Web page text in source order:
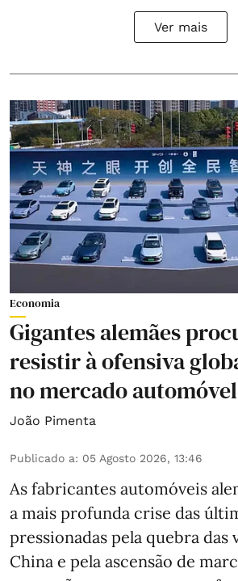
Ver mais
Economia
Gigantes alemães
resistir à ofensiva
no mercado automóvel
João Pimenta
Publicado a: 05 Agosto 2026, 13:46
As fabricantes automóveis
a mais profunda crise das
pressionadas pela quebra das
China e pela ascensão de